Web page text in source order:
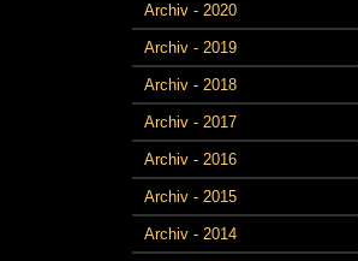
Archiv - 2020
Archiv - 2019
Archiv - 2018
Archiv - 2017
Archiv - 2016
Archiv - 2015
Archiv - 2014